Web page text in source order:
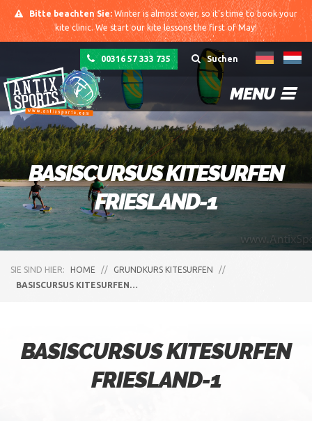
Bitte beachten Sie: Winter is almost over, so it's time to book your
kite clinic. We start our kite lessons the first of May!
Suchen
00316 57 333 735
MENU
BASISCURSUS KITESURFEN
FRIESLAND-1
SIE SIND HIER: HOME // GRUNDKURS KITESURFEN
//
BASISCURSUS KITESURFEN…
BASISCURSUS KITESURFEN
FRIESLAND-1